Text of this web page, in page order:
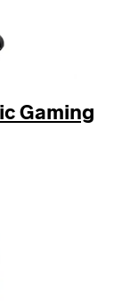
Gaming